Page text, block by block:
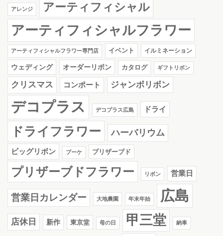
アレンジ アーティフィシャル
アーティフィシャルフラワー
アーティフィシャルフラワー専門店 イベント イルミネーション
ウェディング オーダーリボン カタログ ギフトリボン
クリスマス コンポート ジャンボリボン
デコプラス デコプラス広島 ドライ
ドライフラワー ハーバリウム
ビッグリボン ブーケ プリザーブド
プリザーブドフラワー リボン 営業日
営業日カレンダー 大地農園 年末年始 広島
店休日 新作 東京堂 母の日 甲三堂 納車